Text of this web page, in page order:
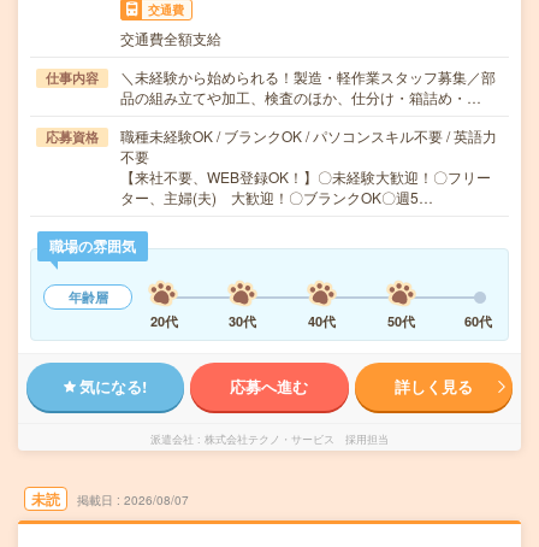
交通費
交通費全額支給
仕事内容
＼未経験から始められる！製造・軽作業スタッフ募集／部
品の組み立てや加工、検査のほか、仕分け・箱詰め・…
応募資格
職種未経験OK / ブランクOK / パソコンスキル不要 / 英語力
不要
【来社不要、WEB登録OK！】〇未経験大歓迎！〇フリー
ター、主婦(夫) 大歓迎！〇ブランクOK〇週5…
職場の雰囲気
年齢層
20代
30代 40代 50代 60代
気になる! 応募へ進む 詳しく見る
派遣会社 株式会社テクノ・サービス 採用担当
未読 掲載日 2026/08/07